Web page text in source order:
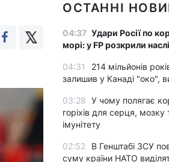
ОСТАННІ
04:37 Удари Росії по
морі: у FP розкрили
04:31
214 мільйонів
залишив у Канаді "око",
03:28 У чому полягає
горіхів для серця, мозку
імунітету
02:52
В Генштабі ЗСУ
суму країни НАТО